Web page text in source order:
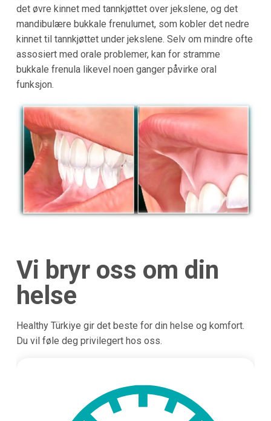
det øvre kinnet med tannkjøttet over jekslene, og det
mandibulære bukkale frenulumet, som kobler det nedre
kinnet til tannkjøttet under jekslene. Selv om mindre ofte
assosiert med orale problemer, kan for stramme
bukkale frenula likevel noen ganger påvirke oral
funksjon.
Vi bryr oss om din
helse
Healthy Türkiye gir det beste for din helse og komfort.
Du vil føle deg privilegert hos oss.